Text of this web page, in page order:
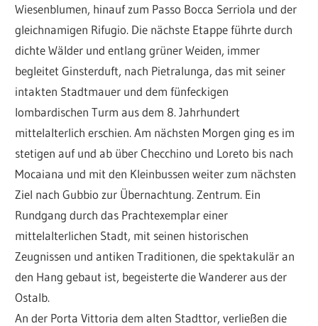
Wiesenblumen, hinauf zum Passo Bocca Serriola und der
gleichnamigen Rifugio. Die nächste Etappe führte durch
dichte Wälder und entlang grüner Weiden, immer
begleitet Ginsterduft, nach Pietralunga, das mit seiner
intakten Stadtmauer und dem fünfeckigen
lombardischen Turm aus dem 8. Jahrhundert
mittelalterlich erschien. Am nächsten Morgen ging es im
stetigen auf und ab über Checchino und Loreto bis nach
Mocaiana und mit den Kleinbussen weiter zum nächsten
Ziel nach Gubbio zur Übernachtung. Zentrum. Ein
Rundgang durch das Prachtexemplar einer
mittelalterlichen Stadt, mit seinen historischen
Zeugnissen und antiken Traditionen, die spektakulär an
den Hang gebaut ist, begeisterte die Wanderer aus der
Ostalb.
An der Porta Vittoria dem alten Stadttor, verließen die